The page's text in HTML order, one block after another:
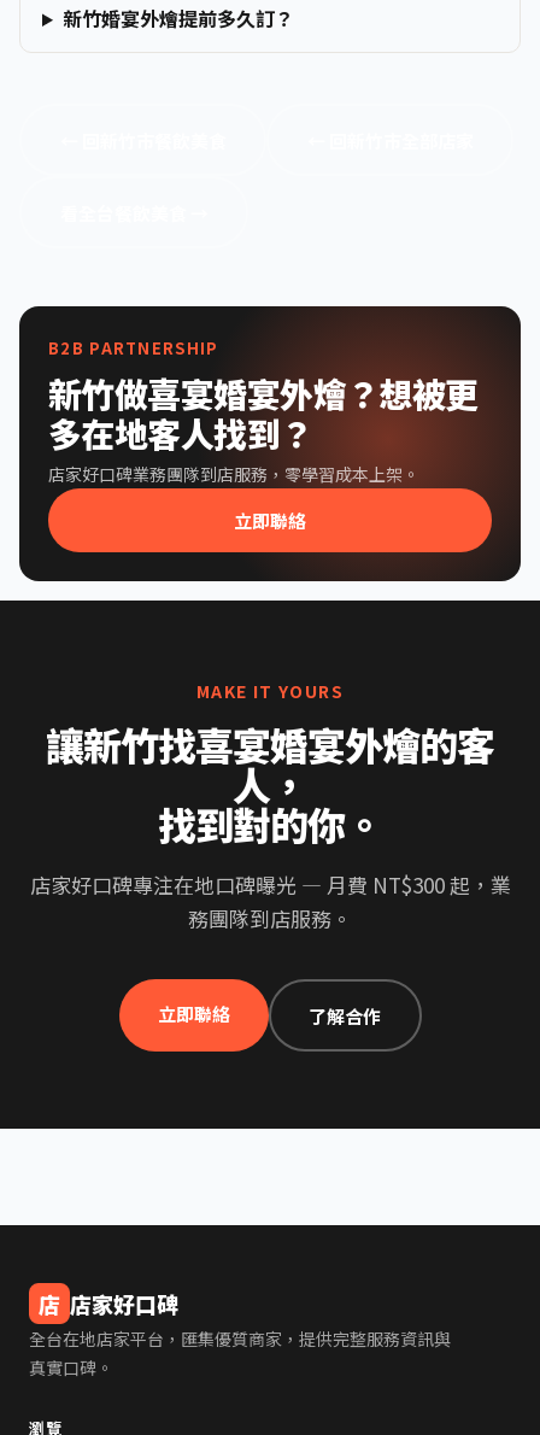
新竹婚宴外燴提前多久訂？
B2B PARTNERSHIP
新竹做喜宴婚宴外燴？想被更
多在地客人找到？
店家好口碑業務團隊到店服務，零學習成本上架。
立即聯絡
MAKE IT YOURS
讓新竹找喜宴婚宴外燴的客
人，
找到對的你。
店家好口碑專注在地口碑曝光 — 月費 NT$300 起，業
務團隊到店服務。
立即聯絡 了解合作
店 店家好口碑
全台在地店家平台，匯集優質商家，提供完整服務資訊與
真實口碑。
瀏覽